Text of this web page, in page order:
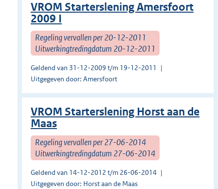
VROM Starterslening Amersfoort
2009 I
Regeling vervallen per 20-12-2011
Uitwerkingtredingdatum 20-12-2011
Geldend van 31-12-2009 t/m 19-12-2011
Uitgegeven door: Amersfoort
VROM Starterslening Horst aan de
Maas
Regeling vervallen per 27-06-2014
Uitwerkingtredingdatum 27-06-2014
Geldend van 14-12-2012 t/m 26-06-2014
Uitgegeven door: Horst aan de Maas